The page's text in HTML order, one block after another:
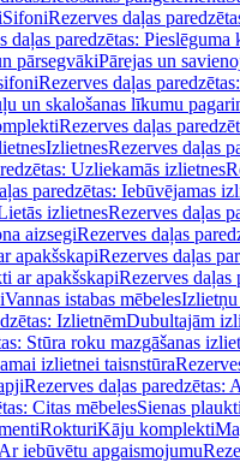
SifoniRezerves daļas
daļas paredzētas: Pieslēguma
pārsegvākiPārejas un
Rezerves daļas
un skalošanas līkumu
Rezerves daļas
IzlietnesRezerves daļas
Uzliekamās izlietnes
paredzētas: Iebūvējamas
izlietnesRezerves daļas
aizsegiRezerves daļas
apakšskapiRezerves daļas
ar apakšskapiRezerves daļas
Vannas istabas mēbelesIzlietņu
IzlietnēmDubultajām
Stūra roku mazgāšanas
izlietnei taisnstūra
Rezerves daļas paredzētas:
Citas mēbelesSienas plaukti
RokturiKāju komplekti
Ar iebūvētu apgaismojumu